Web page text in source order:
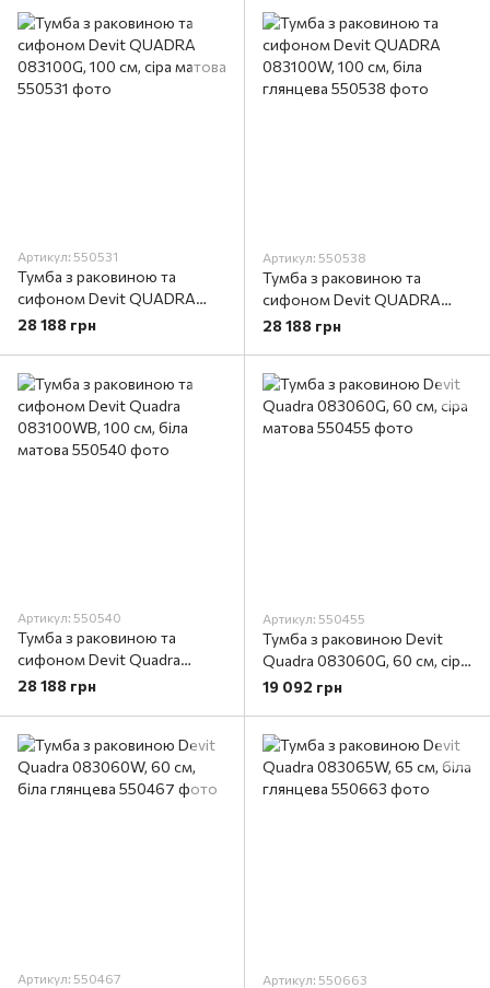
Артикул: 550531
Тумба з раковиною та
сифоном Devit QUADRA
083100G, 100 см, сіра матова
28 188 грн
Артикул: 550538
Тумба з раковиною та
сифоном Devit QUADRA
083100W, 100 см, біла
28 188 грн
Артикул: 550540
Тумба з раковиною та
сифоном Devit Quadra
083100WB, 100 см, біла
28 188 грн
Артикул: 550455
Тумба з раковиною Devit
Quadra 083060G, 60 см, сіра
матова
19 092 грн
Артикул: 550467 Артикул: 550663